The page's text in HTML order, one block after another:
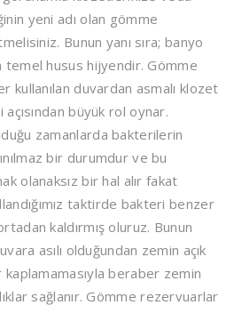
yeni adı olan gömme
Bunun yanı sıra; banyo
temel husus hijyendir. Gömme
kullanılan duvardan asmalı klozet
büyük rol oynar.
zamanlarda bakterilerin
bir durumdur ve bu
olanaksız bir hal alır fakat
taktirde bakteri benzer
kaldırmış oluruz. Bunun
asılı olduğundan zemin açık
kaplamamasıyla beraber zemin
sağlanır. Gömme rezervuarlar